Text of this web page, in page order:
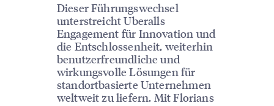
Dieser Führungswechsel
unterstreicht Uberalls
Engagement für Innovation und
die Entschlossenheit, weiterhin
benutzerfreundliche und
wirkungsvolle Lösungen für
standortbasierte Unternehmen
weltweit zu liefern. Mit Florians